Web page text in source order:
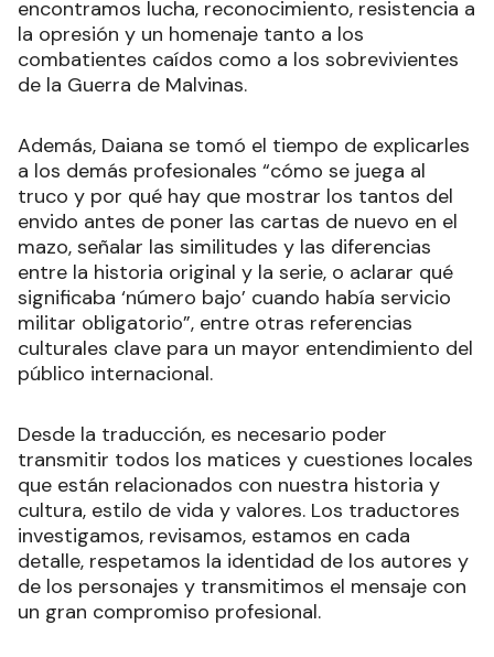
encontramos lucha, reconocimiento, resistencia a
la opresión y un homenaje tanto a los
combatientes caídos como a los sobrevivientes
de la Guerra de Malvinas.
Además, Daiana se tomó el tiempo de explicarles
a los demás profesionales “cómo se juega al
truco y por qué hay que mostrar los tantos del
envido antes de poner las cartas de nuevo en el
mazo, señalar las similitudes y las diferencias
entre la historia original y la serie, o aclarar qué
significaba ‘número bajo’ cuando había servicio
militar obligatorio”, entre otras referencias
culturales clave para un mayor entendimiento del
público internacional.
Desde la traducción, es necesario poder
transmitir todos los matices y cuestiones locales
que están relacionados con nuestra historia y
cultura, estilo de vida y valores. Los traductores
investigamos, revisamos, estamos en cada
detalle, respetamos la identidad de los autores y
de los personajes y transmitimos el mensaje con
un gran compromiso profesional.